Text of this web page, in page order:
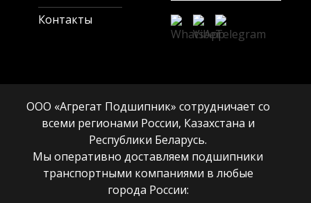
Контакты
ООО «Агрегат Подшипник» сотрудничает со
всеми регионами России, Казахстана и
Республики Беларусь.
Мы оперативно доставляем подшипники
транспортными компаниями в любые
города России: